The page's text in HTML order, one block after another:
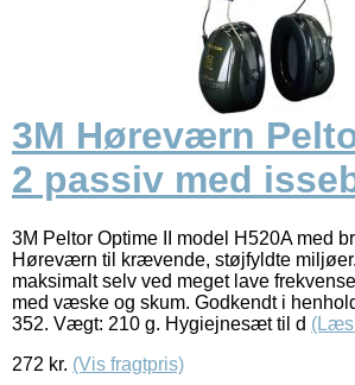
3M Høreværn
2 passiv med
3M Peltor Optime II model H520A med
Høreværn til krævende, støjfyldte
maksimalt selv ved meget lave
med væske og skum. Godkendt i
352. Vægt: 210 g. Hygiejnesæt til d (Læs
272 kr. (Vis fragtpris)